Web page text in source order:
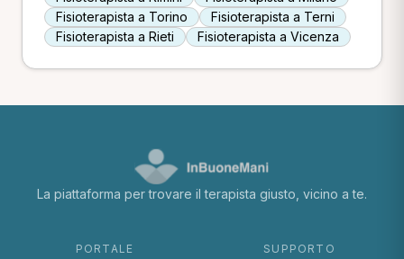
Fisioterapista a Torino
Fisioterapista a Terni
Fisioterapista a Rieti
Fisioterapista a Vicenza
La piattaforma per trovare il terapista giusto, vicino a te.
PORTALE SUPPORTO